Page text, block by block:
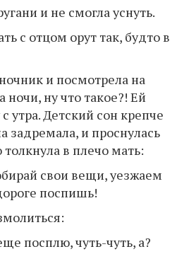
и не смогла уснуть.
с отцом орут так, будто в
и посмотрела на
ночи, ну что такое?! Ей
утра. Детский сон крепче
задремала, и проснулась
толкнула в плечо мать:
свои вещи, уезжаем
поспишь!
посплю, чуть-чуть, а?